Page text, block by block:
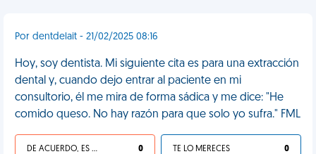
Por dentdelait - 21/02/2025 08:16
Hoy, soy dentista. Mi siguiente cita es para una extracción
dental y, cuando dejo entrar al paciente en mi
consultorio, él me mira de forma sádica y me dice: "He
comido queso. No hay razón para que solo yo sufra." FML
DE ACUERDO, ES UNA VIDA HP 0 TE LO MERECES 0